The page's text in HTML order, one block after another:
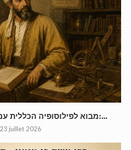
מבוא לפילוסופיה הכללית עם רוני אקריש פרק 11:...
23 juillet 2026